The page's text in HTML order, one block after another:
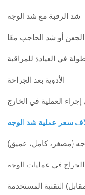
شد الرقبة مع شد الوجه
أو شد الحاجب معًا
في العيادة للمراقبة
الأدوية بعد الجراحة
العملية في الخارج
(مصغر، كامل، عميق)
في عمليات الوجه